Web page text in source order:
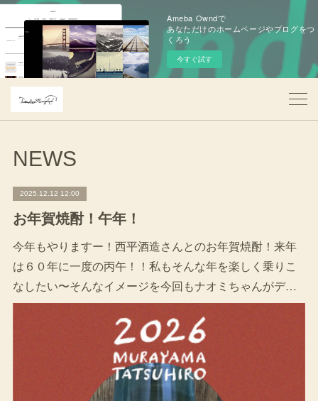
Ameba Owndで
あなただけのホームページやブログをつ
くろう
今すぐ試す
NEWS
2025.12.12 12:00
お年賀焼酎！午年！
今年もやりますー！西平酒造さんとのお年賀焼酎！来年
は６０年に一度の丙午！！私もそんな年を楽しく乗りこ
なしたい〜そんなイメージを今回もナオミちゃんがデ…